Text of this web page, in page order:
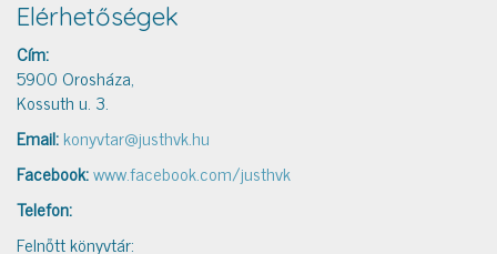
Elérhetőségek
Cím:
5900 Orosháza,
Kossuth u. 3.
Email:konyvtar@justhvk.hu
Facebook:www.facebook.com/justhvk
Telefon:
Felnőtt könyvtár: